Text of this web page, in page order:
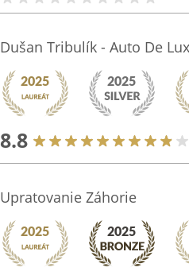
Dušan Tribulík - Auto De
8.8
Upratovanie Záhorie